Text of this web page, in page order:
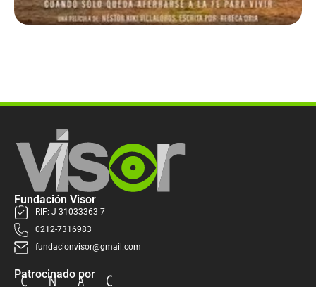
Fundación Visor
RIF: J-31033363-7
0212-7316983
fundacionvisor@gmail.com
Patrocinado por